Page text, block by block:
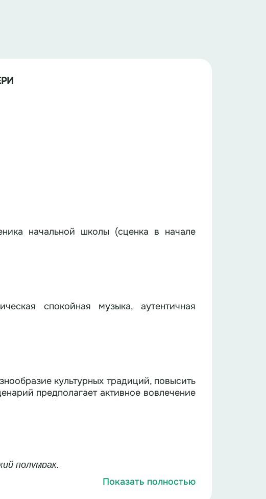
начальной школы (сценка в начале
спокойная музыка, аутентичная
культурных традиций, повысить
предполагает активное вовлечение
полумрак.
Показать полностью